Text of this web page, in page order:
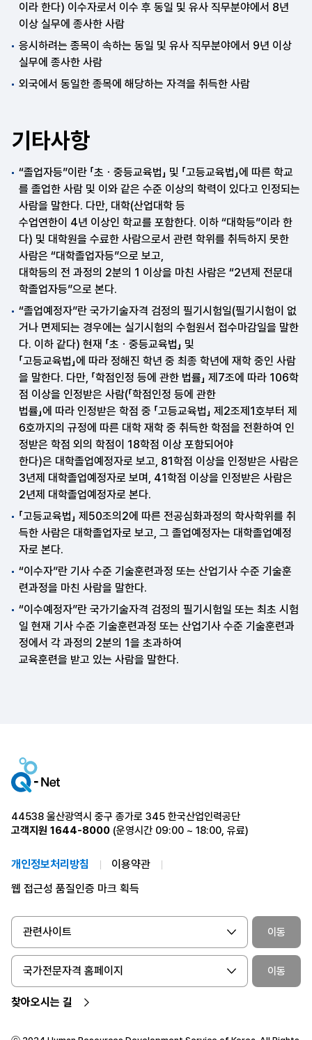
이라 한다) 이수자로서 이수 후 동일 및 유사 직무분야에서 8년
이상 실무에 종사한 사람
응시하려는 종목이 속하는 동일 및 유사 직무분야에서 9년 이상
실무에 종사한 사람
외국에서 동일한 종목에 해당하는 자격을 취득한 사람
기타사항
“졸업자등”이란 「초ㆍ중등교육법」 및 「고등교육법」에 따른 학교
를 졸업한 사람 및 이와 같은 수준 이상의 학력이 있다고 인정되는
사람을 말한다. 다만, 대학(산업대학 등
수업연한이 4년 이상인 학교를 포함한다. 이하 “대학등”이라 한
다) 및 대학원을 수료한 사람으로서 관련 학위를 취득하지 못한
사람은 “대학졸업자등”으로 보고,
대학등의 전 과정의 2분의 1 이상을 마친 사람은 “2년제 전문대
학졸업자등”으로 본다.
“졸업예정자”란 국가기술자격 검정의 필기시험일(필기시험이 없
거나 면제되는 경우에는 실기시험의 수험원서 접수마감일을 말한
다. 이하 같다) 현재 「초ㆍ중등교육법」 및
「고등교육법」에 따라 정해진 학년 중 최종 학년에 재학 중인 사람
을 말한다. 다만, 「학점인정 등에 관한 법률」 제7조에 따라 106학
점 이상을 인정받은 사람(「학점인정 등에 관한
법률」에 따라 인정받은 학점 중 「고등교육법」 제2조제1호부터 제
6호까지의 규정에 따른 대학 재학 중 취득한 학점을 전환하여 인
정받은 학점 외의 학점이 18학점 이상 포함되어야
한다)은 대학졸업예정자로 보고, 81학점 이상을 인정받은 사람은
3년제 대학졸업예정자로 보며, 41학점 이상을 인정받은 사람은
2년제 대학졸업예정자로 본다.
「고등교육법」 제50조의2에 따른 전공심화과정의 학사학위를 취
득한 사람은 대학졸업자로 보고, 그 졸업예정자는 대학졸업예정
자로 본다.
“이수자”란 기사 수준 기술훈련과정 또는 산업기사 수준 기술훈
련과정을 마친 사람을 말한다.
“이수예정자”란 국가기술자격 검정의 필기시험일 또는 최초 시험
일 현재 기사 수준 기술훈련과정 또는 산업기사 수준 기술훈련과
정에서 각 과정의 2분의 1을 초과하여
교육훈련을 받고 있는 사람을 말한다.
44538 울산광역시 중구 종가로 345 한국산업인력공단
고객지원 1644-8000 (운영시간 09:00 ~ 18:00, 유료)
개인정보처리방침
이용약관
웹 접근성 품질인증 마크 획득
관련사이트 이동
국가전문자격 홈페이지 이동
찾아오시는 길